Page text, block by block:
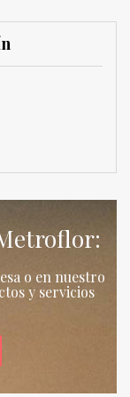
o en nuestro
y servicios